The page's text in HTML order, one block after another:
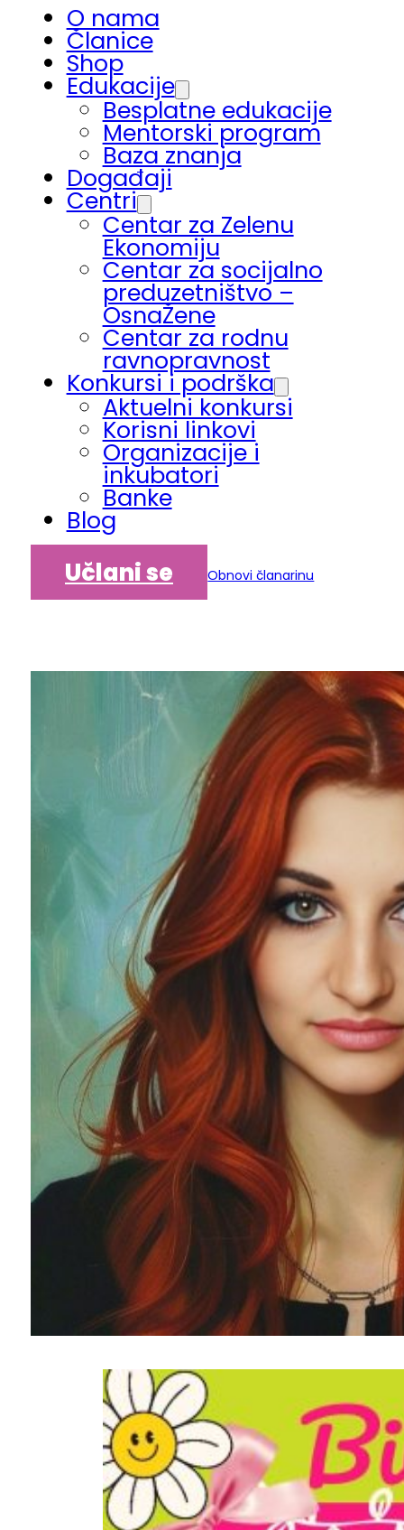
O nama
Članice
Shop
Edukacije
Besplatne edukacije
Mentorski program
Baza znanja
Događaji
Centri
Centar za Zelenu
Ekonomiju
Centar za socijalno
preduzetništvo –
OsnaŽene
Centar za rodnu
ravnopravnost
Konkursi i podrška
Aktuelni konkursi
Korisni linkovi
Organizacije i
inkubatori
Banke
Blog
Učlani se
Obnovi članarinu